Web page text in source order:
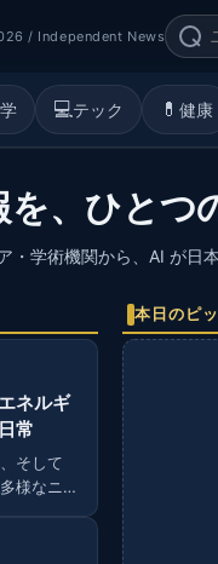
/ Independent News
💻テック 💊 健康
、ひとつ
・学術機関から、AI が日
ネルギ
常
そして
様なニ
本日のピ